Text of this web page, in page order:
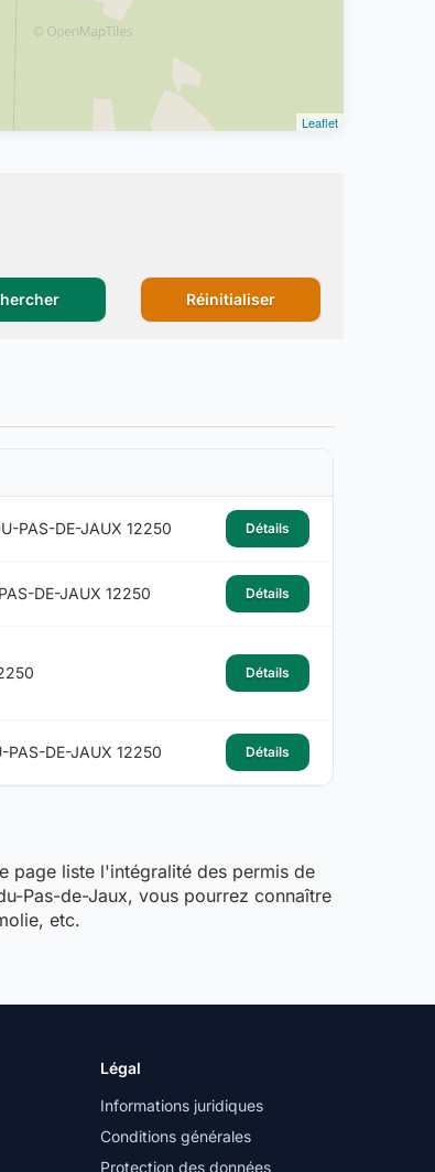
Leaflet
Réinitialiser
PAS-DE-JAUX 12250 Détails
DE-JAUX 12250 Détails
Détails
PAS-DE-JAUX 12250 Détails
page liste l'intégralité des permis de
Pas-de-Jaux, vous pourrez connaître
etc.
Légal
Informations juridiques
Conditions générales
Protection des données